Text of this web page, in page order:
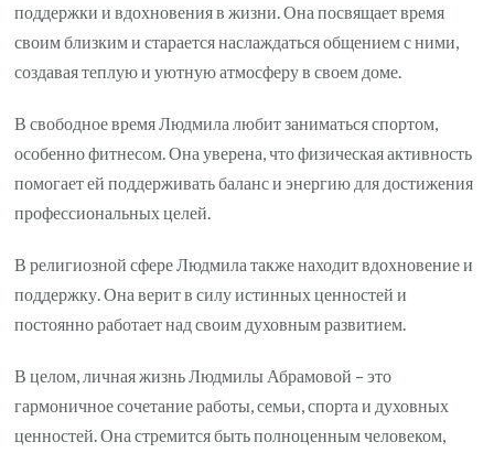
поддержки и вдохновения в жизни. Она посвящает время
своим близким и старается наслаждаться общением с ними,
создавая теплую и уютную атмосферу в своем доме.
В свободное время Людмила любит заниматься спортом,
особенно фитнесом. Она уверена, что физическая активность
помогает ей поддерживать баланс и энергию для достижения
профессиональных целей.
В религиозной сфере Людмила также находит вдохновение и
поддержку. Она верит в силу истинных ценностей и
постоянно работает над своим духовным развитием.
В целом, личная жизнь Людмилы Абрамовой – это
гармоничное сочетание работы, семьи, спорта и духовных
ценностей. Она стремится быть полноценным человеком,